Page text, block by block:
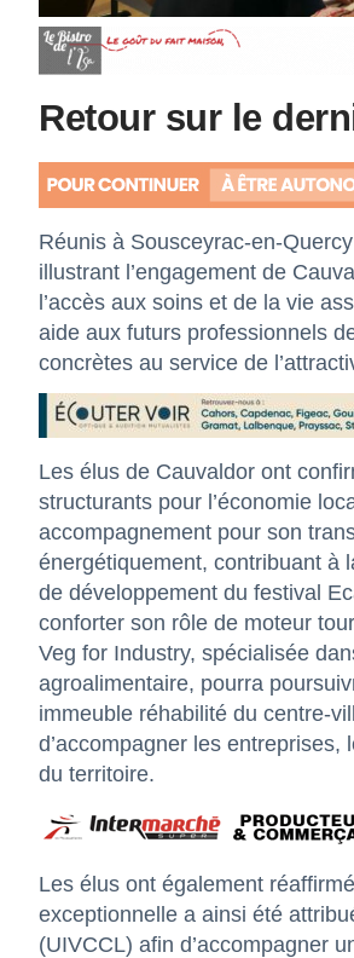
Retour sur le
Réunis à Sousceyrac-en-
illustrant l’engagement de
l’accès aux soins et de la vie
aide aux futurs professionnels
concrètes au service de
Les élus de Cauvaldor ont
structurants pour l’économie
accompagnement pour son
énergétiquement, contribuant à
de développement du festival
conforter son rôle de moteur
Veg for Industry, spécialisée
agroalimentaire, pourra
immeuble réhabilité du centre-
d’accompagner les
du territoire.
Les élus ont également
exceptionnelle a ainsi été
(UIVCCL) afin d’accompagner